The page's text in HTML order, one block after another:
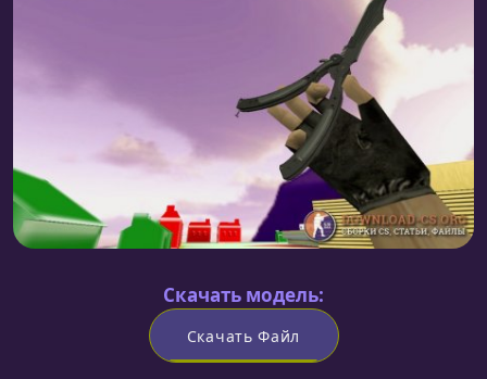
Скачать модель:
Скачать Файл